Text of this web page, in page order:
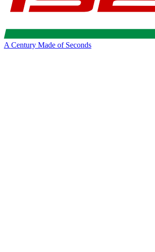
A Century Made of Seconds